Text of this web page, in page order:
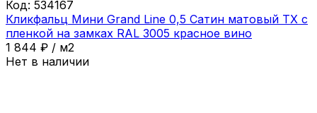
Код: 534167
Кликфальц Мини Grand Line 0,5 Сатин матовый ТХ с
пленкой на замках RAL 3005 красное вино
1 844 ₽ / м2
Нет в наличии